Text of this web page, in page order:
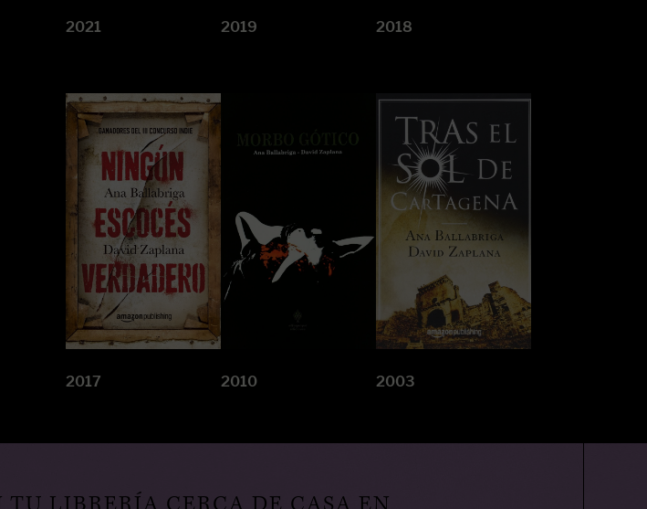
2021 2019 2018
2017 2010 2003